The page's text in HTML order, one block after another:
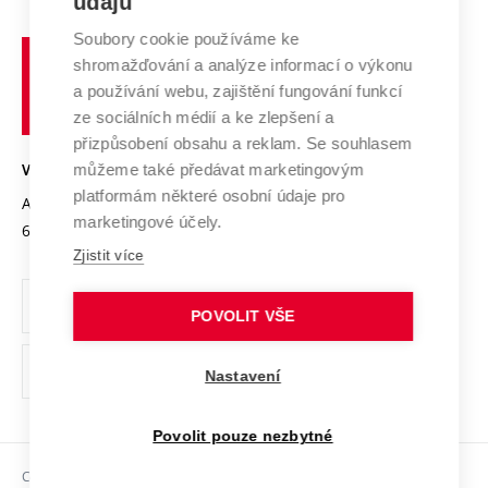
Systém zajišťování kvality výzkumu
Výzkumné infrastruktury
Transfer znalostí
Open Science
Projekty
Projekty ze strukturálních fondů
Specifický výzkum
Spolupráce se školami
Služby univerzity
Mezinárodní dohody
Univerzitní sítě
Profil univerzity
Udržitelná univerzita
Podnikavá univerzita / ContriBUTe
Bezpečná univerzita
Vyznamenání
Organizační struktura
Ochrana osobních údajů
odkaz)
Sociální bezpečí
učení
technické
VYSOKÉ UČENÍ TECHNICKÉ V BRNĚ
Antonínská 548/1
602 00 Brno
www.vut.cz
vut@vutbr.cz
Copyright © 2026 VUT
Soubory cookie používáme ke
shromažďování a analýze informací o výkonu
a používání webu, zajištění fungování funkcí
ze sociálních médií a ke zlepšení a
přizpůsobení obsahu a reklam. Se souhlasem
můžeme také předávat marketingovým
platformám některé osobní údaje pro
marketingové účely.
Zjistit více
POVOLIT VŠE
Nastavení
Povolit pouze nezbytné